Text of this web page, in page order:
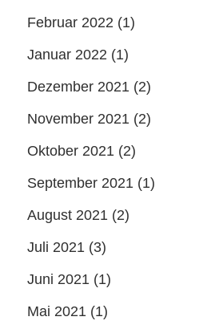
Februar 2022 (1)
Januar 2022 (1)
Dezember 2021 (2)
November 2021 (2)
Oktober 2021 (2)
September 2021 (1)
August 2021 (2)
Juli 2021 (3)
Juni 2021 (1)
Mai 2021 (1)